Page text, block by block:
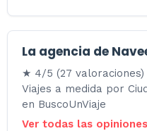
La agencia de
★ 4/5 (27 valoraciones)
Viajes a medida por
en BuscoUnViaje
Ver todas las